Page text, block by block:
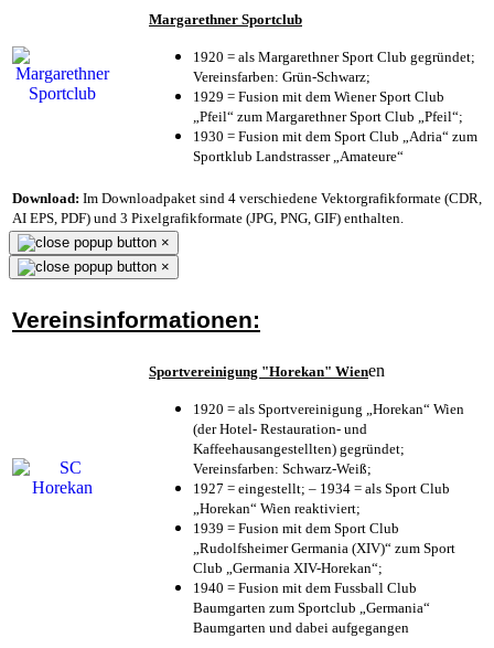
Margarethner Sportclub
1920 = als Margarethner Sport Club gegründet;
Vereinsfarben: Grün-Schwarz;
1929 = Fusion mit dem Wiener Sport Club
„Pfeil“ zum Margarethner Sport Club „Pfeil“;
1930 = Fusion mit dem Sport Club „Adria“ zum
Sportklub Landstrasser „Amateure“
Download: Im Downloadpaket sind 4 verschiedene Vektorgrafikformate (CDR,
AI EPS, PDF) und 3 Pixelgrafikformate (JPG, PNG, GIF) enthalten.
×
×
Vereinsinformationen:
Sportvereinigung "Horekan" Wienen
1920 = als Sportvereinigung „Horekan“ Wien
(der Hotel- Restauration- und
Kaffeehausangestellten) gegründet;
Vereinsfarben: Schwarz-Weiß;
1927 = eingestellt; – 1934 = als Sport Club
„Horekan“ Wien reaktiviert;
1939 = Fusion mit dem Sport Club
„Rudolfsheimer Germania (XIV)“ zum Sport
Club „Germania XIV-Horekan“;
1940 = Fusion mit dem Fussball Club
Baumgarten zum Sportclub „Germania“
Baumgarten und dabei aufgegangen